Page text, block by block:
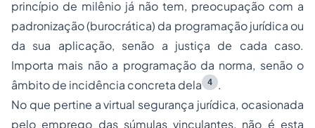
princípio de milênio já não tem, preocupação com a
padronização (burocrática) da programação jurídica ou
da sua aplicação, senão a justiça de cada caso.
Importa mais não a programação da norma, senão o
âmbito de incidência concreta dela
4
.
No que pertine a virtual segurança jurídica, ocasionada
pelo emprego das súmulas vinculantes, não é esta